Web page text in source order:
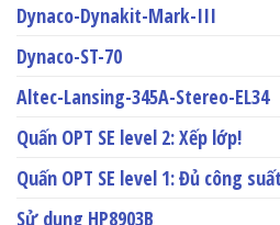
Dynaco-Dynakit-Mark-III
Dynaco-ST-70
Altec-Lansing-345A-Stereo-EL34
Quấn OPT SE level 2: Xếp lớp!
Quấn OPT SE level 1: Đủ công
Sử dụng HP8903B